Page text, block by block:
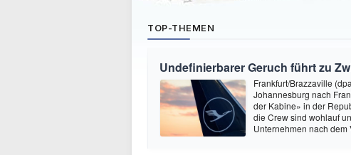
TOP-THEMEN
Undefinierbarer Geruch führt zu
Frankfurt/Brazzaville
Johannesburg nach
der Kabine» in der
die Crew sind wohlauf
Unternehmen nach dem